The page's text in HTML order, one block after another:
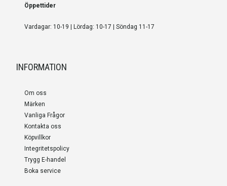
Öppettider
Vardagar: 10-19 | Lördag: 10-17 | Söndag 11-17
INFORMATION
Om oss
Märken
Vanliga Frågor
Kontakta oss
Köpvillkor
Integritetspolicy
Trygg E-handel
Boka service